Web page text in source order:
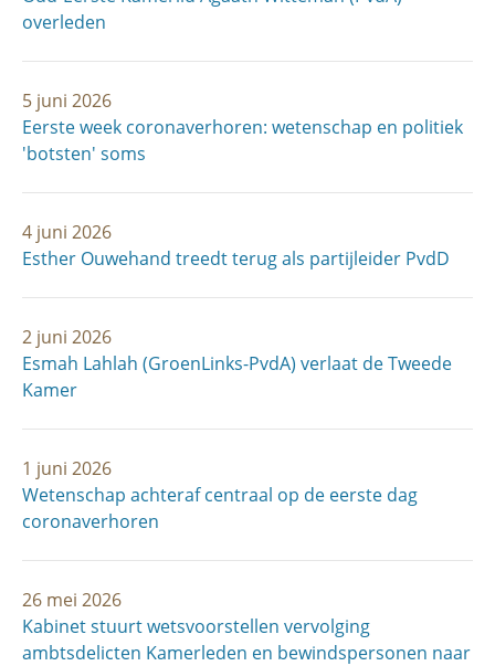
overleden
5 juni 2026
Eerste week coronaverhoren: wetenschap en politiek
'botsten' soms
4 juni 2026
Esther Ouwehand treedt terug als partijleider PvdD
2 juni 2026
Esmah Lahlah (GroenLinks-PvdA) verlaat de Tweede
Kamer
1 juni 2026
Wetenschap achteraf centraal op de eerste dag
coronaverhoren
26 mei 2026
Kabinet stuurt wetsvoorstellen vervolging
ambtsdelicten Kamerleden en bewindspersonen naar